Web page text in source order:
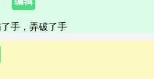
手，弄破了手